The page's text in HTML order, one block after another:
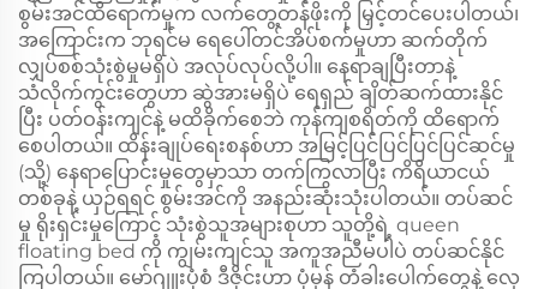
စွမ်းအင်ထိရောက်မှုက လက်တွေ့တန်ဖိုးကို မြှင့်တင်ပေးပါတယ်၊
အကြောင်းက ဘုရင်မ ရေပေါ်တင်အိပ်စက်မှုဟာ ဆက်တိုက်
လျှပ်စစ်သုံးစွဲမှုမရှိပဲ အလုပ်လုပ်လို့ပါ။ နေရာချပြီးတာနဲ့
သံလိုက်ကွင်းတွေဟာ ဆွဲအားမရှိပဲ ရေရှည် ချိတ်ဆက်ထားနိုင်
ပြီး ပတ်ဝန်းကျင်နဲ့ မထိခိုက်စေဘဲ ကုန်ကျစရိတ်ကို ထိရောက်
စေပါတယ်။ ထိန်းချုပ်ရေးစနစ်ဟာ အမြင့်ပြင်ပြင်ပြင်ပြင်ဆင်မှု
(သို့) နေရာပြောင်းမှုတွေမှာသာ တက်ကြွလာပြီး ကိရိယာငယ်
တစ်ခုနဲ့ ယှဉ်ရရင် စွမ်းအင်ကို အနည်းဆုံးသုံးပါတယ်။ တပ်ဆင်
မှု ရိုးရှင်းမှုကြောင့် သုံးစွဲသူအများစုဟာ သူတို့ရဲ့ queen
floating bed ကို ကျွမ်းကျင်သူ အကူအညီမပါပဲ တပ်ဆင်နိုင်
ကြပါတယ်။ မော်ဂျူးပုံစံ ဒီဇိုင်းဟာ ပုံမှန် တံခါးပေါက်တွေနဲ့ လှေ